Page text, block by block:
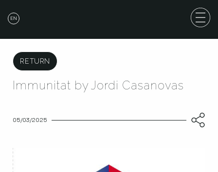
EN
RETURN
Immunitat by Jordi Casanovas
05/03/2025